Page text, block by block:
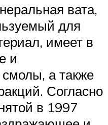
вата,
для
имеет в
и
а также
Согласно
в 1997